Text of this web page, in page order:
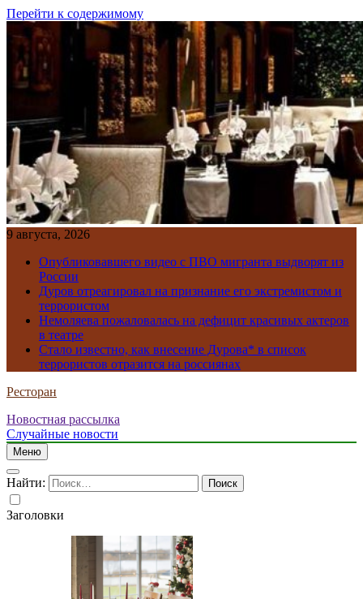
Перейти к содержимому
9 августа, 2026
Опубликовавшего видео с ПВО мигранта выдворят из
России
Дуров отреагировал на признание его экстремистом и
террористом
Немоляева пожаловалась на дефицит красивых актеров
в театре
Стало известно, как внесение Дурова* в список
террористов отразится на россиянах
Ресторан
Новостная рассылка
Случайные новости
Меню
Найти:
Заголовки